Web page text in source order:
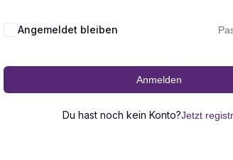
Angemeldet bleiben
Anmelden
Du hast noch kein Konto?Jetzt